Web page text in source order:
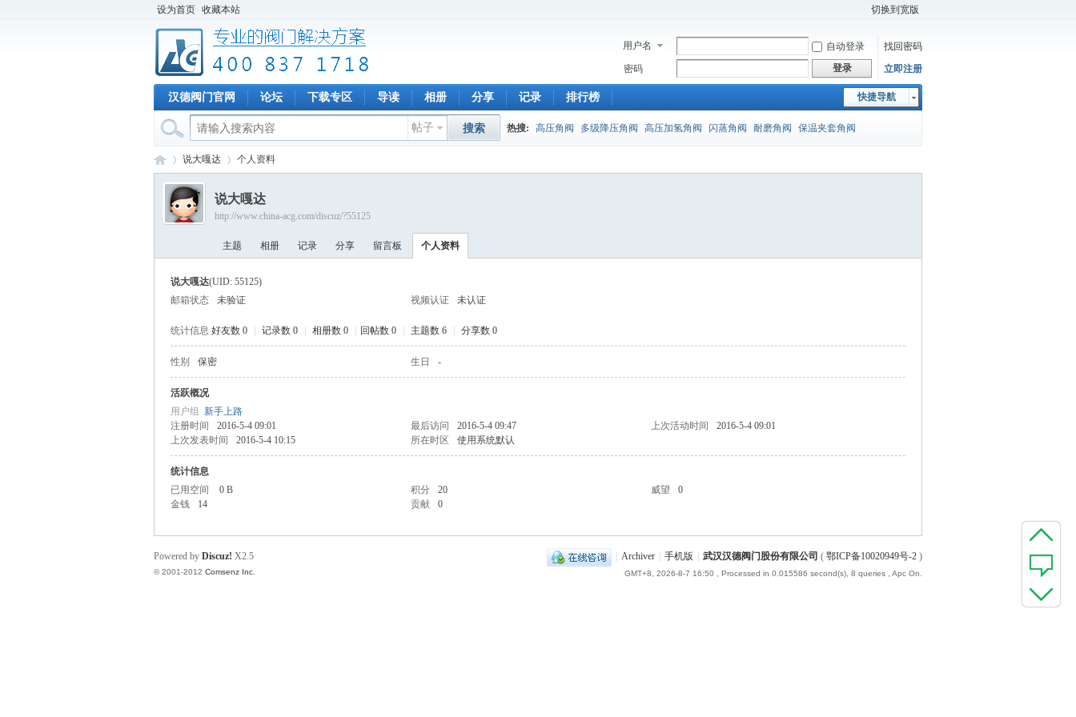
设为首页 收藏本站 切换到宽版
用户名 自动登录
找回密码
密码
登录 立即注册
快捷导航
汉德阀门官网 论坛 下载专区 导读 相册 分享 记录 排行榜
帖子 搜索 热搜: 高压角阀 多级降压角阀 高压加氢角阀 闪蒸角阀 耐磨角阀 保温夹套角阀
›
说大嘎达 个人资料
说大嘎达
http://www.china-acg.com/discuz/?55125
主题 相册 记录 分享 留言板 个人资料
说大嘎达(UID: 55125)
邮箱状态
未验证 视频认证 未认证
统计信息 好友数 0 记录数 0 相册数 0 回帖数 0 主题数 6 分享数 0
性别 保密 生日 -
活跃概况
用户组 新手上路
注册时间
2016-5-4 09:01 最后访问 2016-5-4 09:47 上次活动时间
2016-5-4 09:01
上次发表时间
2016-5-4 10:15 所在时区 使用系统默认
统计信息
已用空间
0 B 积分 20 威望
0
金钱
14 贡献 0
Archiver 手机版 武汉汉德阀门股份有限公司 ( 鄂ICP备10020949号-2 )
GMT+8, 2026-8-7 16:50 , Processed in 0.015586 second(s), 8 queries , Apc On.
Powered by Discuz! X2.5
© 2001-2012 Comsenz Inc.